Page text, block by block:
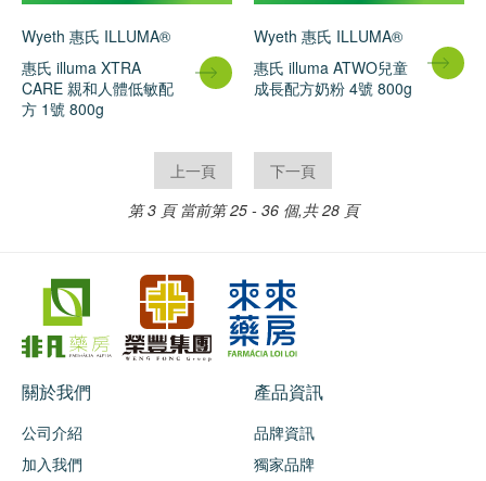
Wyeth 惠氏 ILLUMA®
惠氏 illuma XTRA
CARE 親和人體低敏配
方 1號 800g
Wyeth 惠氏 ILLUMA®
惠氏 illuma ATWO兒童
成長配方奶粉 4號 800g
上一頁
下一頁
第 3 頁 當前第 25 - 36 個,共 28 頁
關於我們
公司介紹
加入我們
產品資訊
品牌資訊
獨家品牌